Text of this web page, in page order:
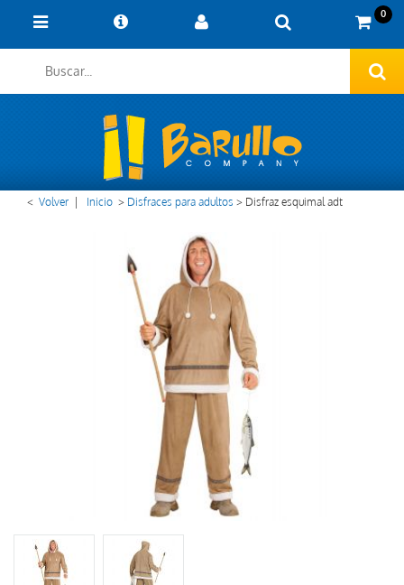
0
< Volver Inicio > Disfraces para adultos > Disfraz esquimal adt